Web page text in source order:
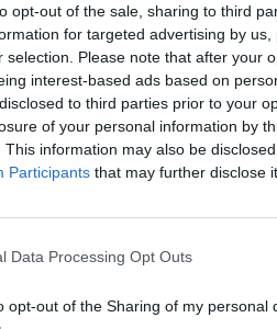
opt-out of the sale, sharing to third
for targeted advertising by
selection. Please note that after your
interest-based ads based on
to third parties prior to your
of your personal information by
This information may also be
Participants that may further disclose
Data Processing Opt Outs
opt-out of the Sharing of my personal
naturstridig at folk bor
naboene. Det
over. På sommeren er
stadig raser inn fra havet
lyset, og ikke minst det
Ingebrigt Steen Jensen
i 1971. Potent
berømte ”Havrallerne” som
sendte lykten til Ona var